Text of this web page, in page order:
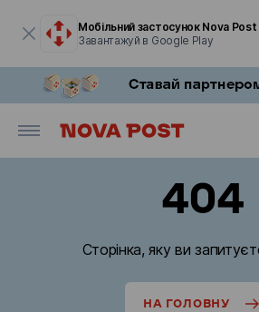
Мобільний застосунок Nova Post
Завантажуй в Google Play
404
Сторінка, яку ви
НА ГОЛОВНУ